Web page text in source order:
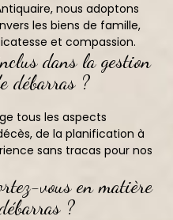
nous adoptons
les biens de famille,
et compassion.
dans la gestion
débarras ?
tous les aspects
de la planification à
sans tracas pour nos
vous en matière
?